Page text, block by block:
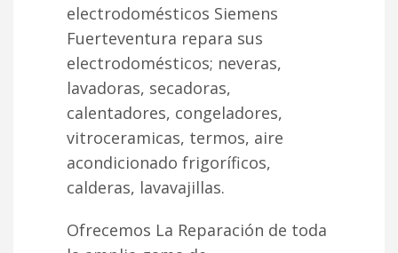
electrodomésticos Siemens
Fuerteventura repara sus
electrodomésticos; neveras,
lavadoras, secadoras,
calentadores, congeladores,
vitroceramicas, termos, aire
acondicionado frigoríficos,
calderas, lavavajillas.
Ofrecemos La Reparación de toda